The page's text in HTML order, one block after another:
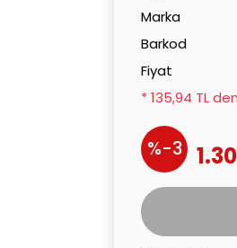
Marka
Barkod
Fiyat
* 135,94 TL
%-3